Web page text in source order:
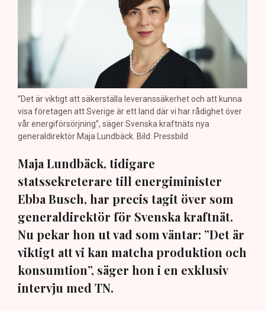
”Det är viktigt att säkerställa leveranssäkerhet och att kunna
visa företagen att Sverige är ett land där vi har rådighet över
vår energiförsörjning”, säger Svenska kraftnäts nya
generaldirektör Maja Lundbäck. Bild: Pressbild
Maja Lundbäck, tidigare
statssekreterare till energiminister
Ebba Busch, har precis tagit över som
generaldirektör för Svenska kraftnät.
Nu pekar hon ut vad som väntar: ”Det är
viktigt att vi kan matcha produktion och
konsumtion”, säger hon i en exklusiv
intervju med TN.